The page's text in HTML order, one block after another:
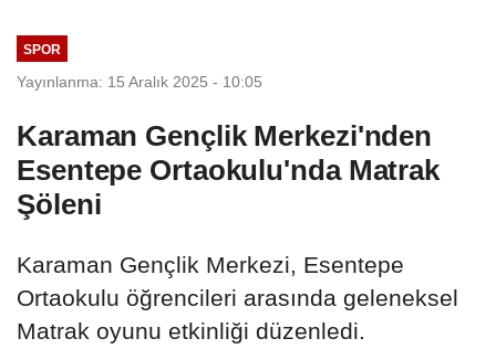
SPOR
Yayınlanma: 15 Aralık 2025 - 10:05
Karaman Gençlik Merkezi'nden
Esentepe Ortaokulu'nda Matrak
Şöleni
Karaman Gençlik Merkezi, Esentepe
Ortaokulu öğrencileri arasında geleneksel
Matrak oyunu etkinliği düzenledi.